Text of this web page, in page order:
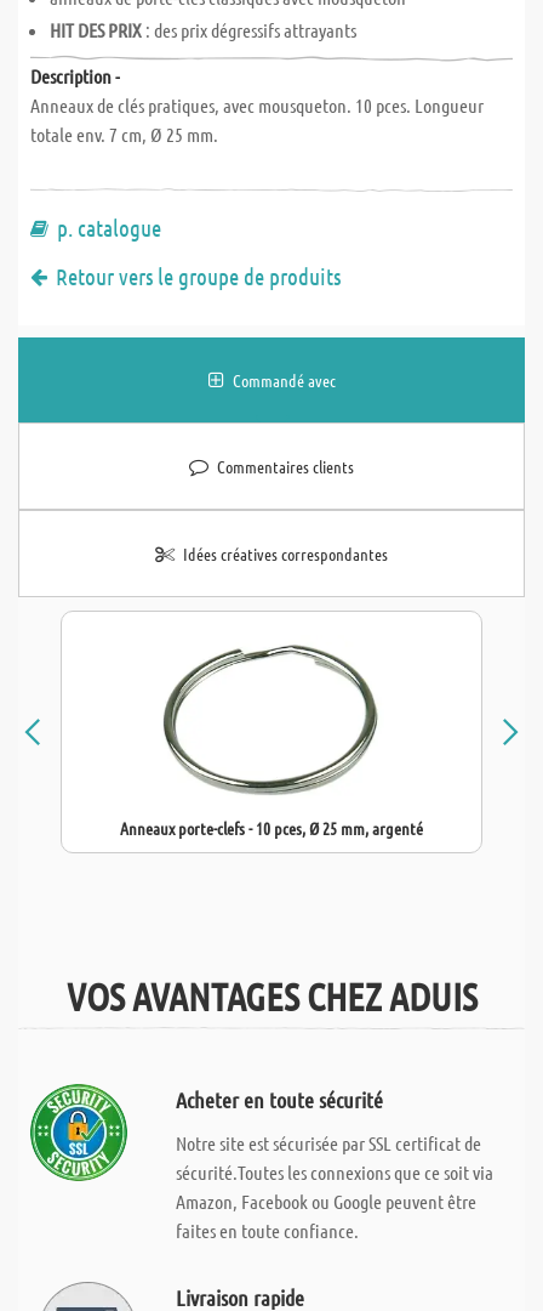
HIT DES PRIX : des prix dégressifs attrayants
Description -
Anneaux de clés pratiques, avec mousqueton. 10 pces. Longueur
totale env. 7 cm, Ø 25 mm.
p. catalogue
Retour vers le groupe de produits
Commandé avec
Commentaires clients
Idées créatives correspondantes
Anneaux porte-clefs - 10 pces, Ø 25 mm, argenté
VOS AVANTAGES CHEZ ADUIS
Acheter en toute sécurité
Notre site est sécurisée par SSL certificat de
sécurité.Toutes les connexions que ce soit via
Amazon, Facebook ou Google peuvent être
faites en toute confiance.
Livraison rapide